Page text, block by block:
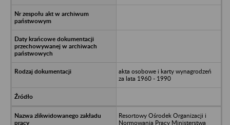
akta osobowe i karty wynagrodzeń
za lata 1960 - 1990
Resortowy Ośrodek Organizacji i
Normowania Pracy Ministerstwa